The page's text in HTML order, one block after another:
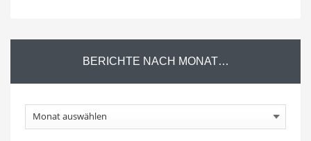
BERICHTE NACH MONAT…
Berichte